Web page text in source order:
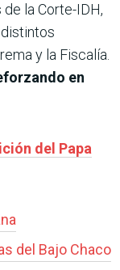
la Corte-IDH,
y la Fiscalía.
en
del Papa
del Bajo Chaco